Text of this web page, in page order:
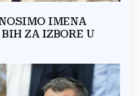
IMENA
ZA IZBORE U